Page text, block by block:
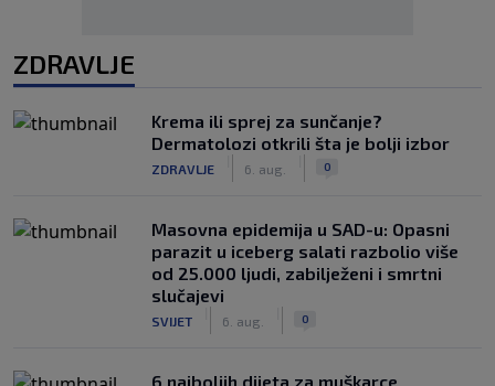
ZDRAVLJE
Krema ili sprej za sunčanje?
Dermatolozi otkrili šta je bolji izbor
ZDRAVLJE 6. aug. 0
Masovna epidemija u SAD-u: Opasni
parazit u iceberg salati razbolio više
od 25.000 ljudi, zabilježeni i smrtni
slučajevi
SVIJET 6. aug. 0
6 najboljih dijeta za muškarce